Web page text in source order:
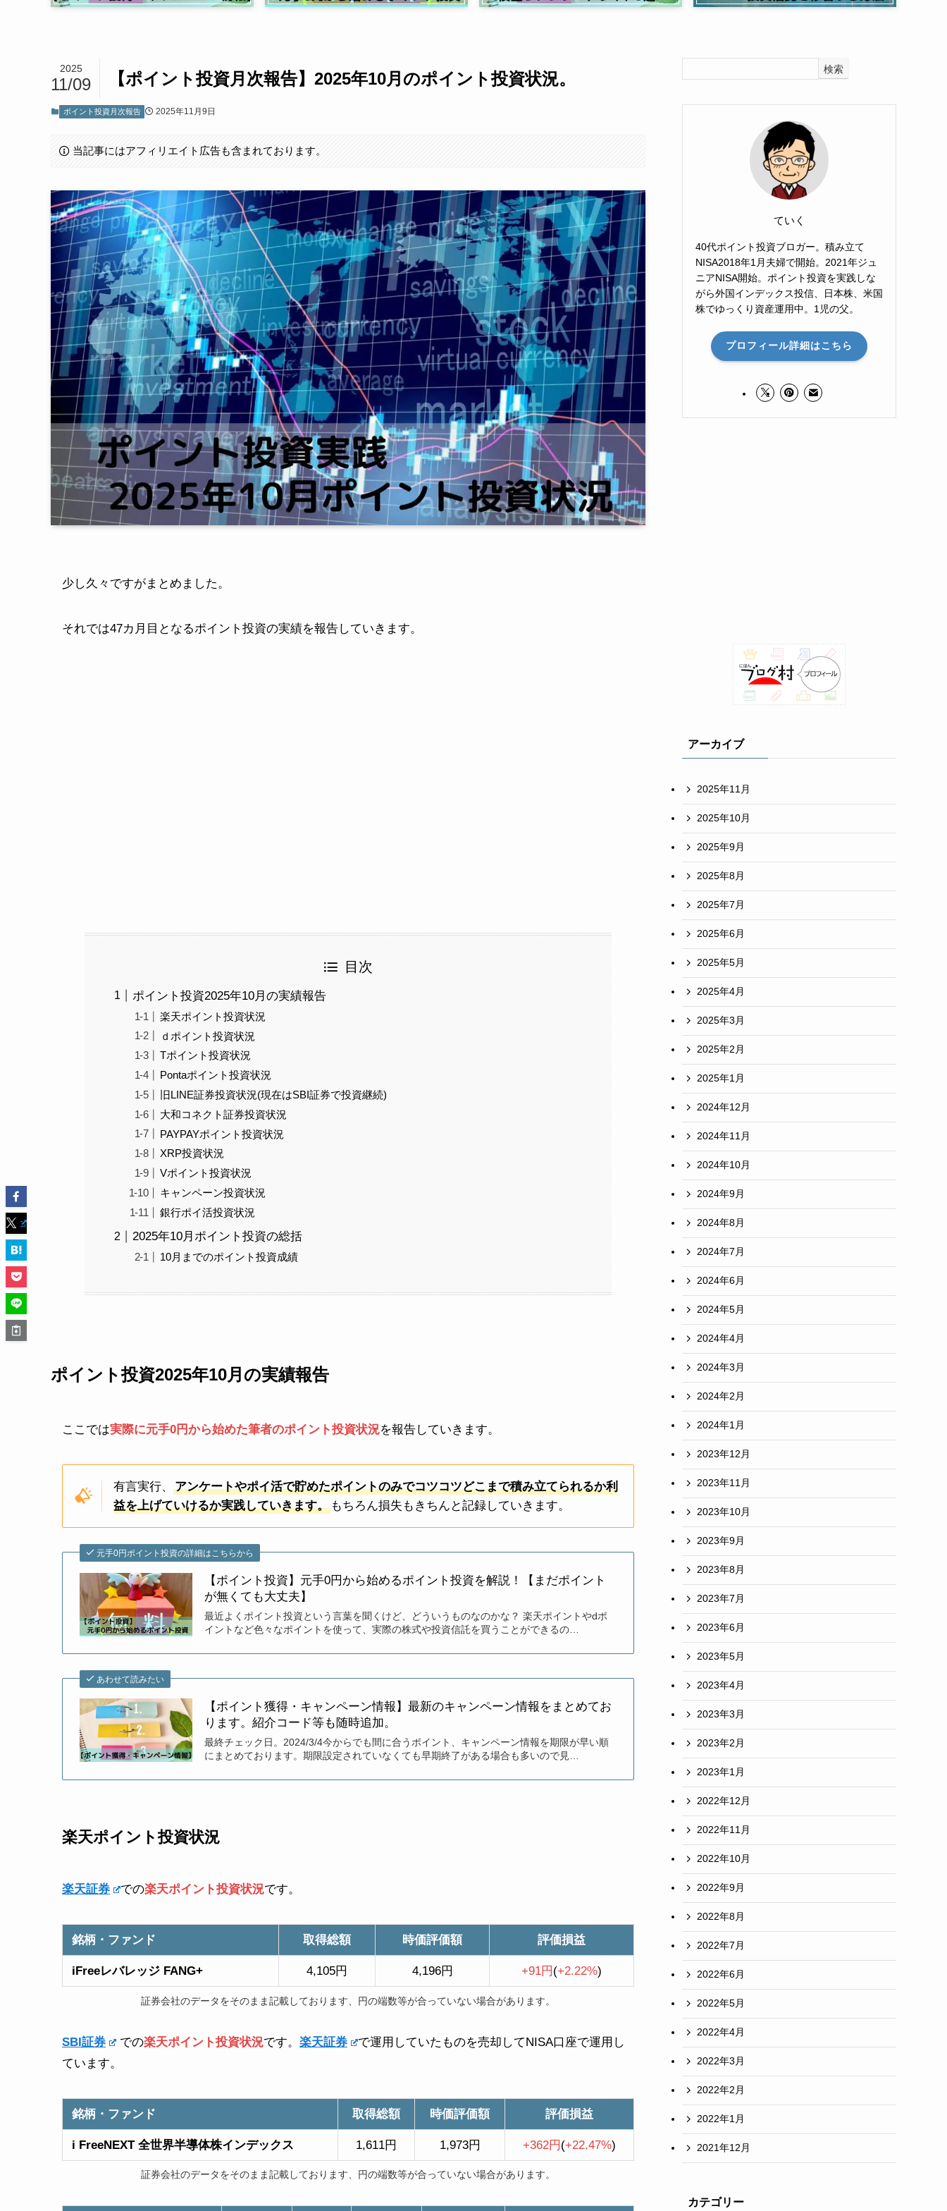
【ポイント投資月次報告】2025年10月のポイント投資状況。
2025
11/09
ポイント投資月次報告 2025年11月9日
当記事にはアフィリエイト広告も含まれております。
少し久々ですがまとめました。
それでは47カ月目となるポイント投資の実績を報告していきます。
目次
ポイント投資2025年10月の実績報告
楽天ポイント投資状況
ｄポイント投資状況
Tポイント投資状況
Pontaポイント投資状況
旧LINE証券投資状況(現在はSBI証券で投資継続)
大和コネクト証券投資状況
PAYPAYポイント投資状況
XRP投資状況
Vポイント投資状況
キャンペーン投資状況
銀行ポイ活投資状況
2025年10月ポイント投資の総括
10月までのポイント投資成績
ポイント投資2025年10月の実績報告
ここでは実際に元手0円から始めた筆者のポイント投資状況を報告していきます。
有言実行、アンケートやポイ活で貯めたポイントのみでコツコツどこまで積み立てられるか利
益を上げていけるか実践していきます。 もちろん損失もきちんと記録していきます。
元手0円ポイント投資の詳細はこちらから
【ポイント投資】元手0円から始めるポイント投資を解説！【まだポイント
が無くても大丈夫】
最近よくポイント投資という言葉を聞くけど、どういうものなのかな？ 楽天ポイントやdポ
イントなど色々なポイントを使って、実際の株式や投資信託を買うことができるの…
あわせて読みたい
【ポイント獲得・キャンペーン情報】最新のキャンペーン情報をまとめてお
ります。紹介コード等も随時追加。
最終チェック日。2024/3/4今からでも間に合うポイント、キャンペーン情報を期限が早い順
にまとめております。期限設定されていなくても早期終了がある場合も多いので見…
楽天ポイント投資状況
楽天証券 での楽天ポイント投資状況です。
銘柄・ファンド 取得総額 時価評価額 評価損益
iFreeレバレッジ FANG+ 4,105円 4,196円 +91円 (+2.22%)
証券会社のデータをそのまま記載しております、円の端数等が合っていない場合があります。
SBI証券 での楽天ポイント投資状況です。楽天証券
で運用していたものを売却してNISA口座で運用し
ています。
銘柄・ファンド 取得総額 時価評価額 評価損益
i FreeNEXT 全世界半導体株インデックス 1,611円 1,973円 +362円 (+22.47%)
証券会社のデータをそのまま記載しております、円の端数等が合っていない場合があります。
検索
ていく
40代ポイント投資ブロガー。積み立て
NISA2018年1月夫婦で開始。2021年ジュ
ニアNISA開始。ポイント投資を実践しな
がら外国インデックス投信、日本株、米国
株でゆっくり資産運用中。1児の父。
プロフィール詳細はこちら
アーカイブ
2025年11月
2025年10月
2025年9月
2025年8月
2025年7月
2025年6月
2025年5月
2025年4月
2025年3月
2025年2月
2025年1月
2024年12月
2024年11月
2024年10月
2024年9月
2024年8月
2024年7月
2024年6月
2024年5月
2024年4月
2024年3月
2024年2月
2024年1月
2023年12月
2023年11月
2023年10月
2023年9月
2023年8月
2023年7月
2023年6月
2023年5月
2023年4月
2023年3月
2023年2月
2023年1月
2022年12月
2022年11月
2022年10月
2022年9月
2022年8月
2022年7月
2022年6月
2022年5月
2022年4月
2022年3月
2022年2月
2022年1月
2021年12月
カテゴリー